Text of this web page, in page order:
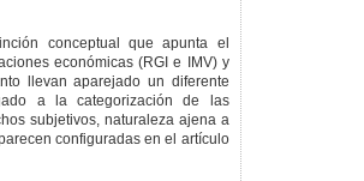
técnicos
Sistema
de
la
conceptual que apunta el
económicas (RGI e IMV) y
llevan aparejado un diferente
a la categorización de las
subjetivos, naturaleza ajena a
configuradas en el artículo